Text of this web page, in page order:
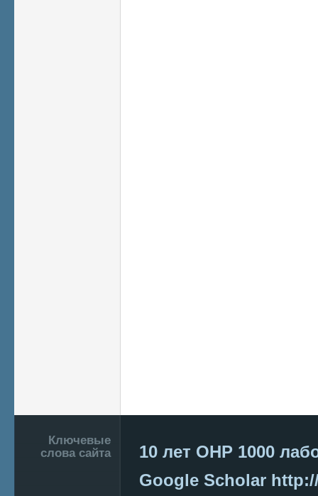
Подвал
Ключевые
слова сайта
10 лет ОНР 1000
Google Scholar